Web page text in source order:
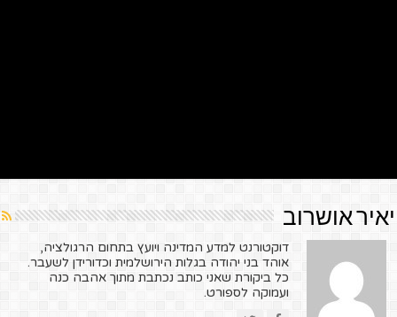
יאיר אושרוב
דוקטורנט למדע המדינה ויועץ בתחום הרגולציה,
אוהד בני יהודה בגלות הירושלמית וכדורידן לשעבר.
כל ביקורת שאני כותב נכתבת מתוך אהבה כנה
ועמוקה לספורט.